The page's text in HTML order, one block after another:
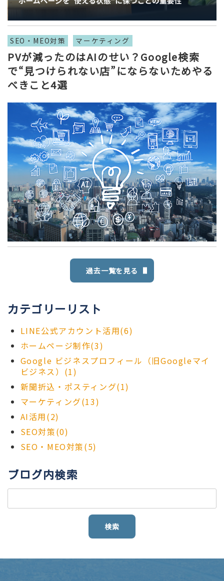
SEO・MEO対策 マーケティング
PVが減ったのはAIのせい？Google検索
で“見つけられない店”にならないためやる
べきこと4選
過去一覧を見る
カテゴリーリスト
LINE公式アカウント活用(6)
ホームページ制作(3)
Google ビジネスプロフィール（旧Googleマイ
ビジネス）(1)
新聞折込・ポスティング(1)
マーケティング(13)
AI活用(2)
SEO対策(0)
SEO・MEO対策(5)
ブログ内検索